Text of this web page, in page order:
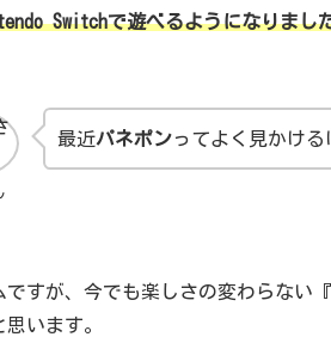
Switchで遊べるようになりまし
最近パネポンってよく見かけ
ですが、今でも楽しさの変わらない『
います。